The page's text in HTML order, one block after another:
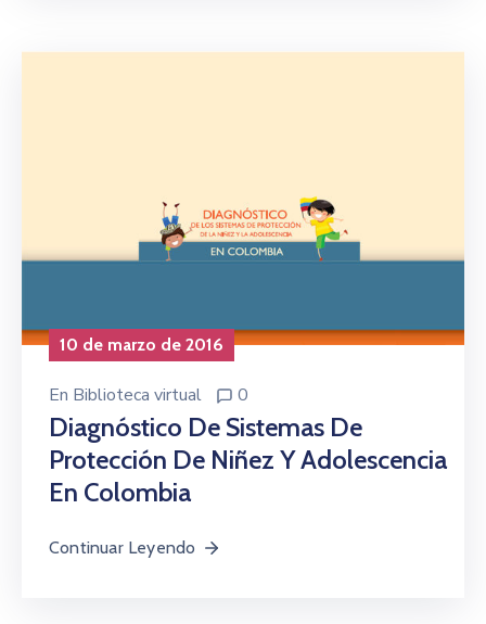
10 de marzo de 2016
En Biblioteca virtual 0
Diagnóstico De Sistemas De
Protección De Niñez Y Adolescencia
En Colombia
Continuar Leyendo